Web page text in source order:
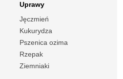
Uprawy
Jęczmień
Kukurydza
Pszenica ozima
Rzepak
Ziemniaki